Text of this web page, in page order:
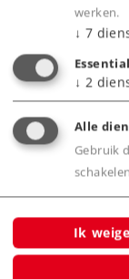
Product
werken.
↓ 7
Essential
↓ 2
Alle
Gebruik
Ik